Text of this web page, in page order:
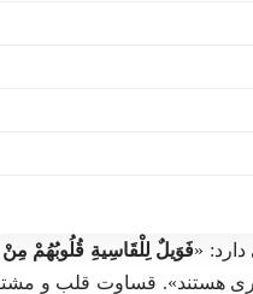
«فَوَیلٌ لِلْقَاسِیةِ قُلُوبُهُمْ مِنْ
هستند». قساوت قلب و